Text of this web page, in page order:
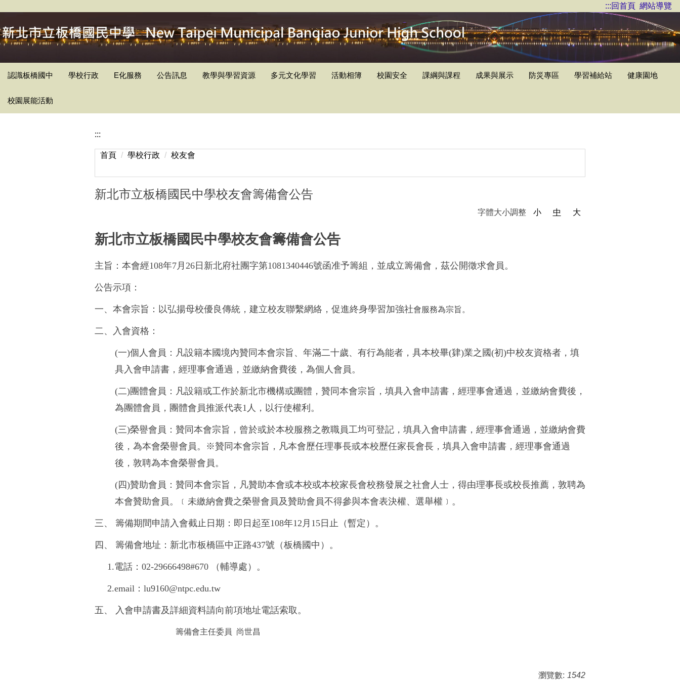
主
要
區
:::回首頁 網站導覽
認識板橋國中 學校行政 E化服務 公告訊息 教學與學習資源 多元文化學習 活動相簿 校園安全 課綱與課程 成果與展示 防災專區 學習補給站 健康園地
校園展能活動
:::
首頁 學校行政 校友會
新北市立板橋國民中學校友會籌備會公告
字體大小調整 小 中 大
新北市立板橋國民中學校友會籌備會公告
主旨：本會經108年7月26日新北府社團字第1081340446號函准予籌組，並成立籌備會，茲公開徵求會員。
公告示項：
一、本會宗旨：以弘揚母校優良傳統，建立校友聯繫網絡，促進終身學習加強社會服務為宗旨。
二、入會資格：
(一)個人會員：凡設籍本國境內贊同本會宗旨、年滿二十歲、有行為能者，具本校畢(肄)業之國(初)中校友資格者，填
具入會申請書，經理事會通過，並繳納會費後，為個人會員。
(二)團體會員：凡設籍或工作於新北市機構或團體，贊同本會宗旨，填具入會申請書，經理事會通過，並繳納會費後，
為團體會員，團體會員推派代表1人，以行使權利。
(三)榮譽會員：贊同本會宗旨，曾於或於本校服務之教職員工均可登記，填具入會申請書，經理事會通過，並繳納會費
後，為本會榮譽會員。※贊同本會宗旨，凡本會歷任理事長或本校歷任家長會長，填具入會申請書，經理事會通過
後，敦聘為本會榮譽會員。
(四)贊助會員：贊同本會宗旨，凡贊助本會或本校或本校家長會校務發展之社會人士，得由理事長或校長推薦，敦聘為
本會贊助會員。﹝未繳納會費之榮譽會員及贊助會員不得參與本會表決權、選舉權﹞。
三、 籌備期間申請入會截止日期：即日起至108年12月15日止（暫定）。
四、 籌備會地址：新北市板橋區中正路437號（板橋國中）。
1.電話：02-29666498#670 （輔導處）。
2.email：lu9160@ntpc.edu.tw
五、 入會申請書及詳細資料請向前項地址電話索取。
籌備會主任委員 尚世昌
瀏覽數: 1542